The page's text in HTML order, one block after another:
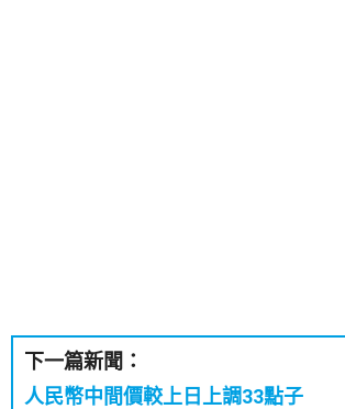
下一篇新聞：
人民幣中間價較上日上調33點子